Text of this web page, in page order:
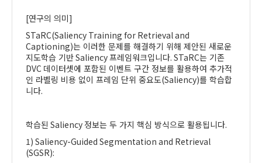
[연구의 의미]
STaRC(Saliency Training for Retrieval and
Captioning)는 이러한 문제를 해결하기 위해 제안된 새로운
지도학습 기반Saliency프레임워크입니다. STaRC는 기존
DVC 데이터셋에 포함된 이벤트 구간 정보를 활용하여 추가적
인 라벨링 비용 없이 프레임 단위 중요도(Saliency)를 학습합
니다.
학습된 Saliency 정보는 두 가지 핵심 방식으로 활용됩니다.
1) Saliency-Guided Segmentation and Retrieval
(SGSR):